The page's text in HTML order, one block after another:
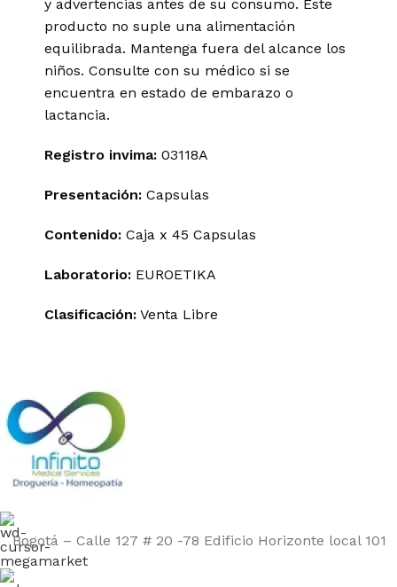
y advertencias antes de su consumo. Este
producto no suple una alimentación
equilibrada. Mantenga fuera del alcance los
niños. Consulte con su médico si se
encuentra en estado de embarazo o
lactancia.
Registro invima: 03118A
Presentación: Capsulas
Contenido: Caja x 45 Capsulas
Laboratorio: EUROETIKA
Clasificación: Venta Libre
Bogotá – Calle 127 # 20 -78 Edificio Horizonte local 101